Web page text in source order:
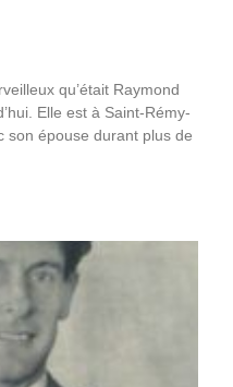
qu’était Raymond
Elle est à Saint-Rémy-
son épouse durant plus de